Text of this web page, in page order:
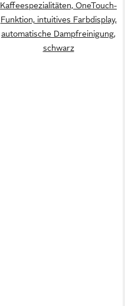
Kaffeespezialitäten, OneTouch-
Funktion, intuitives Farbdisplay,
automatische Dampfreinigung,
schwarz